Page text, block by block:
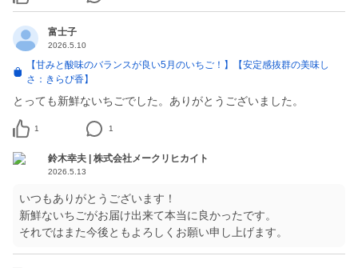
富士子
2026.5.10
【甘みと酸味のバランスが良い5月のいちご！】【安定感抜群の美味し
さ：きらぴ香】
とっても新鮮ないちごでした。ありがとうございました。
1 1
鈴木幸夫 | 株式会社メークリヒカイト
2026.5.13
いつもありがとうございます！
新鮮ないちごがお届け出来て本当に良かったです。
それではまた今後ともよろしくお願い申し上げます。